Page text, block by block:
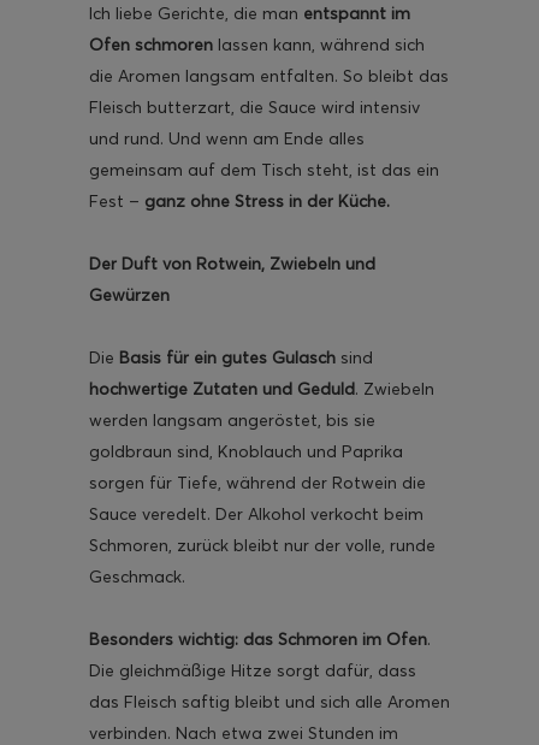
Eis am Stil
Ich liebe Gerichte, die man entspannt im
Ofen schmoren lassen kann, während sich
die Aromen langsam entfalten. So bleibt das
Fleisch butterzart, die Sauce wird intensiv
und rund. Und wenn am Ende alles
gemeinsam auf dem Tisch steht, ist das ein
Fest – ganz ohne Stress in der Küche.
Der Duft von Rotwein, Zwiebeln und
Gewürzen
Die Basis für ein gutes Gulasch sind
hochwertige Zutaten und Geduld. Zwiebeln
werden langsam angeröstet, bis sie
goldbraun sind, Knoblauch und Paprika
sorgen für Tiefe, während der Rotwein die
Sauce veredelt. Der Alkohol verkocht beim
Schmoren, zurück bleibt nur der volle, runde
Geschmack.
Besonders wichtig: das Schmoren im Ofen.
Die gleichmäßige Hitze sorgt dafür, dass
das Fleisch saftig bleibt und sich alle Aromen
verbinden. Nach etwa zwei Stunden im